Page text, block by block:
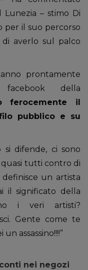
– stimo Di
per il suo percorso
averlo sul palco
prontamente
della
ferocemente il
pubblico e su
difende, ci sono
quasi tutti contro di
definisce un artista
il significato della
i veri artisti?
Gente come te
assassino!!!!”
nei negozi